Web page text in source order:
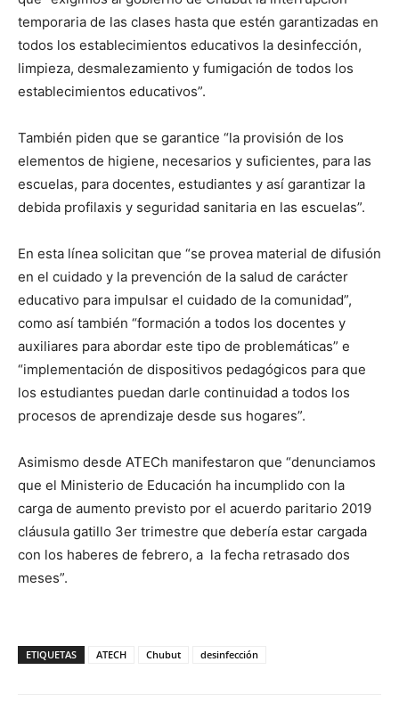
temporaria de las clases hasta que estén garantizadas en
todos los establecimientos educativos la desinfección,
limpieza, desmalezamiento y fumigación de todos los
establecimientos educativos”.
También piden que se garantice “la provisión de los
elementos de higiene, necesarios y suficientes, para las
escuelas, para docentes, estudiantes y así garantizar la
debida profilaxis y seguridad sanitaria en las escuelas”.
En esta línea solicitan que “se provea material de difusión
en el cuidado y la prevención de la salud de carácter
educativo para impulsar el cuidado de la comunidad”,
como así también “formación a todos los docentes y
auxiliares para abordar este tipo de problemáticas” e
“implementación de dispositivos pedagógicos para que
los estudiantes puedan darle continuidad a todos los
procesos de aprendizaje desde sus hogares”.
Asimismo desde ATECh manifestaron que “denunciamos
que el Ministerio de Educación ha incumplido con la
carga de aumento previsto por el acuerdo paritario 2019
cláusula gatillo 3er trimestre que debería estar cargada
con los haberes de febrero, a la fecha retrasado dos
meses”.
ETIQUETAS ATECH Chubut desinfección